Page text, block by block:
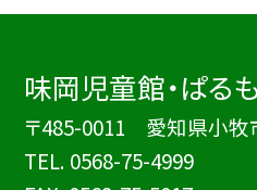
味岡児童館・ぱる
〒485-0011 愛知県小牧
TEL. 0568-75-4999